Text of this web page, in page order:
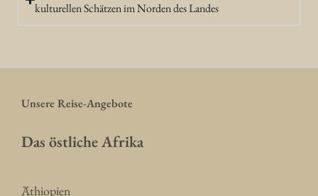
kulturellen Schätzen im Norden des Landes
Unsere Reise-Angebote
Das östliche Afrika
Äthiopien